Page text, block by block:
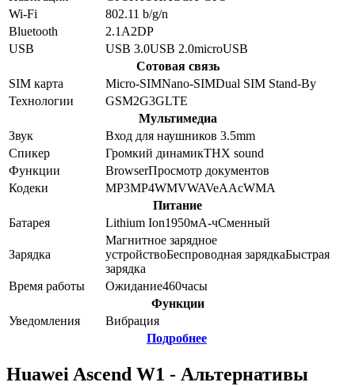
Wi-Fi
802.11 b/g/n
Bluetooth
2.1 A2DP
USB
USB 3.0USB 2.0microUSB
Сотовая связь
SIM карта
Micro-SIMNano-SIMDual SIM Stand-By
Технологии
GSM2G3GLTE
Мультимедиа
Звук
Вход для наушников 3.5mm
Спикер
Громкий динамикTHX sound
Функции
BrowserПросмотр документов
Кодеки
MP3MP4WMVWAVeAAcWMA
Питание
Батарея
Lithium Ion1950мА-чСменный
Зарядка
Магнитное зарядное
устройствоБеспроводная зарядкаБыстрая
зарядка
Время работы
Ожидание460часы
Функции
Уведомления
Вибрация
Подробнее
Huawei Ascend W1 - Альтернативы